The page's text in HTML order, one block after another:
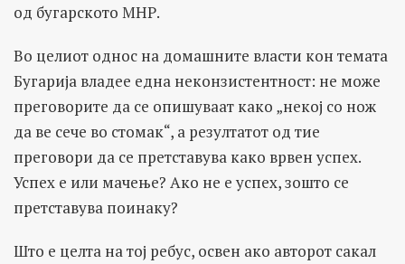
од бугарското МНР.
Во целиот однос на домашните власти кон темата
Бугарија владее една неконзистентност: не може
преговорите да се опишуваат како „некој со нож
да ве сече во стомак“, а резултатот од тие
преговори да се претставува како врвен успех.
Успех е или мачење? Ако не е успех, зошто се
претставува поинаку?
Што е целта на тој ребус, освен ако авторот сакал